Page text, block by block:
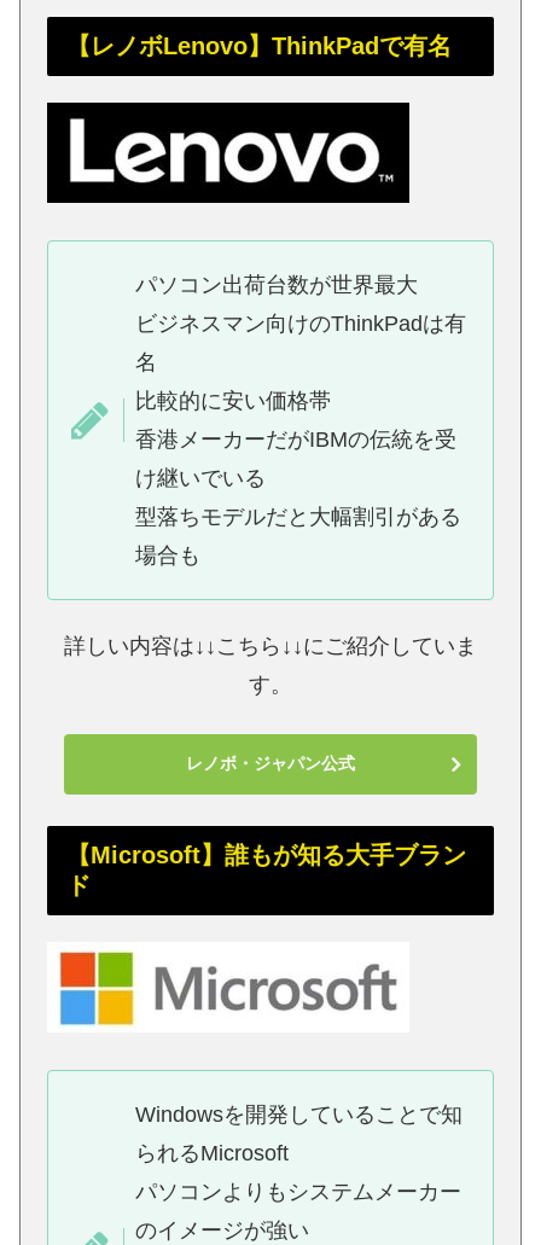
【レノボLenovo】ThinkPadで有名
パソコン出荷台数が世界最大
ビジネスマン向けのThinkPadは有
名
比較的に安い価格帯
香港メーカーだがIBMの伝統を受
け継いでいる
型落ちモデルだと大幅割引がある
場合も
詳しい内容は↓↓こちら↓↓にご紹介していま
す。
レノボ・ジャパン公式
【Microsoft】誰もが知る大手ブラン
ド
Windowsを開発していることで知
られるMicrosoft
パソコンよりもシステムメーカー
のイメージが強い